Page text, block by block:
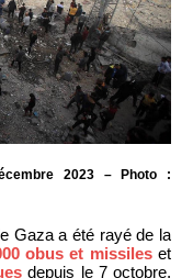
2023 – Photo :
Gaza a été rayé de la
obus et missileset
depuis le 7 octobre,